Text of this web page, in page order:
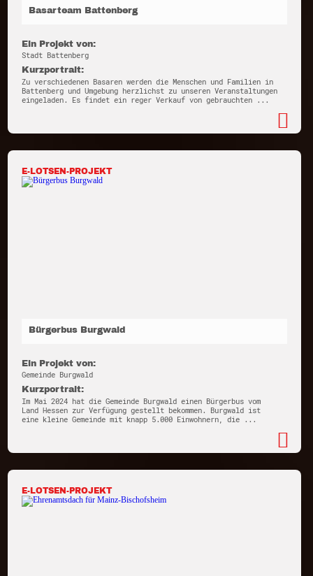
Basarteam Battenberg
Ein Projekt von:
Stadt Battenberg
Kurzportrait:
Zu verschiedenen Basaren werden die Menschen und Familien in
Battenberg und Umgebung herzlichst zu unseren Veranstaltungen
eingeladen. Es findet ein reger Verkauf von gebrauchten ...
E-LOTSEN-PROJEKT
Bürgerbus Burgwald
Ein Projekt von:
Gemeinde Burgwald
Kurzportrait:
Im Mai 2024 hat die Gemeinde Burgwald einen Bürgerbus vom
Land Hessen zur Verfügung gestellt bekommen. Burgwald ist
eine kleine Gemeinde mit knapp 5.000 Einwohnern, die ...
E-LOTSEN-PROJEKT